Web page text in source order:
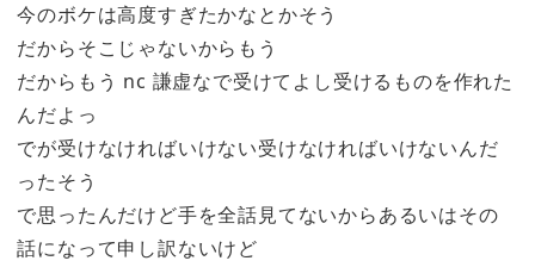
今のボケは高度すぎたかなとかそう
だからそこじゃないからもう
だからもう nc 謙虚なで受けてよし受けるものを作れた
んだよっ
でが受けなければいけない受けなければいけないんだ
ったそう
で思ったんだけど手を全話見てないからあるいはその
話になって申し訳ないけど